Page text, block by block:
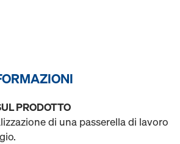
PRODOTTO
di una passerella di lavoro